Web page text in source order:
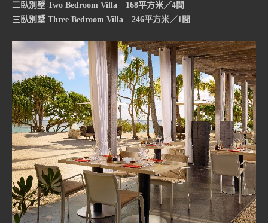
二臥別墅 Two Bedroom Villa 168平方米／4間
三臥別墅 Three Bedroom Villa 246平方米／1間